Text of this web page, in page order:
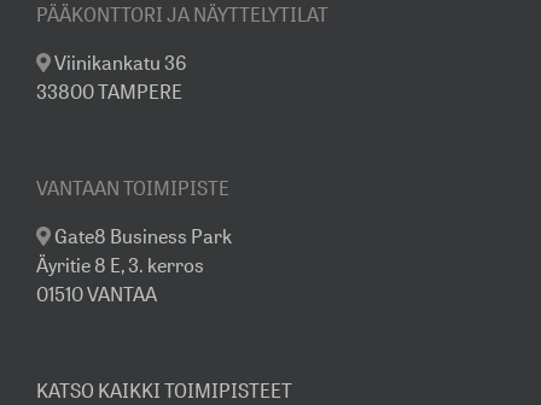
PÄÄKONTTORI JA NÄYTTELYTILAT
Viinikankatu 36
33800 TAMPERE
VANTAAN TOIMIPISTE
Gate8 Business Park
Äyritie 8 E, 3. kerros
01510 VANTAA
KATSO KAIKKI TOIMIPISTEET